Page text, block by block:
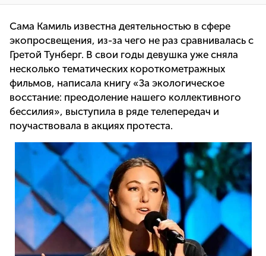
Сама Камиль известна деятельностью в сфере
экопросвещения, из-за чего не раз сравнивалась с
Гретой Тунберг. В свои годы девушка уже сняла
несколько тематических короткометражных
фильмов, написала книгу «За экологическое
восстание: преодоление нашего коллективного
бессилия», выступила в ряде телепередач и
поучаствовала в акциях протеста.